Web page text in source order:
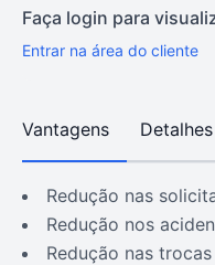
Faça login para
Entrar na área do cliente
Vantagens Detalhes
redução nas
redução nos
redução nas